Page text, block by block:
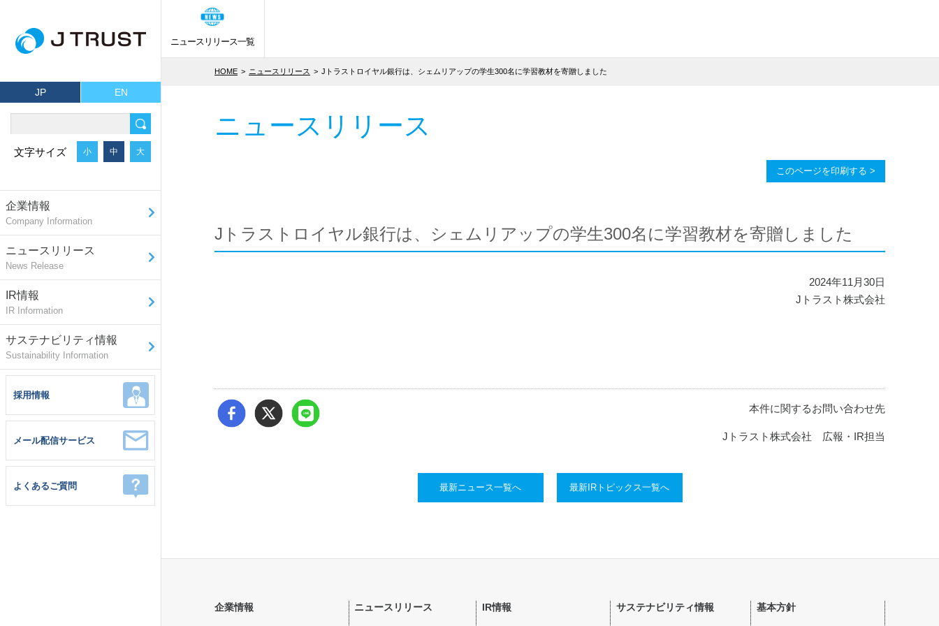
JP EN
文字サイズ 小 中 大
企業情報
Company Information
ニュースリリース
News Release
IR情報
IR Information
サステナビリティ情報
Sustainability Information
採用情報
メール配信サービス
よくあるご質問
ニュースリリース一覧
HOME ニュースリリース Jトラストロイヤル銀行は、シェムリアップの学生300名に学習教材を寄贈しました
ニュースリリース
このページを印刷する >
Jトラストロイヤル銀行は、シェムリアップの学生300名に学習教材を寄贈しました
2024年11月30日
Jトラスト株式会社
本件に関するお問い合わせ先
Jトラスト株式会社 広報・IR担当
最新ニュース一覧へ 最新IRトピックス一覧へ
企業情報 ニュースリリース IR情報 サステナビリティ情報 基本方針